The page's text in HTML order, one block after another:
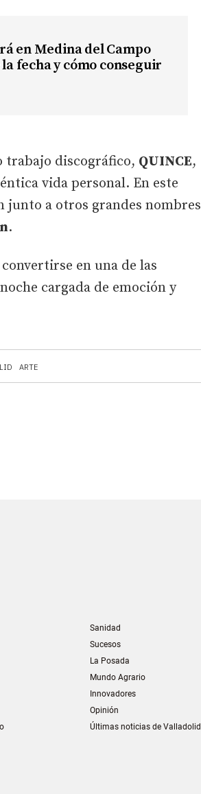
ARTE
en Medina del Campo
fecha y cómo conseguir
trabajo discográfico, QUINCE,
vida personal. En este
a otros grandes nombres
.
en una de las
cargada de emoción y
Sanidad
Sucesos
La Posada
Mundo Agrario
Innovadores
Opinión
Últimas noticias de Valladolid